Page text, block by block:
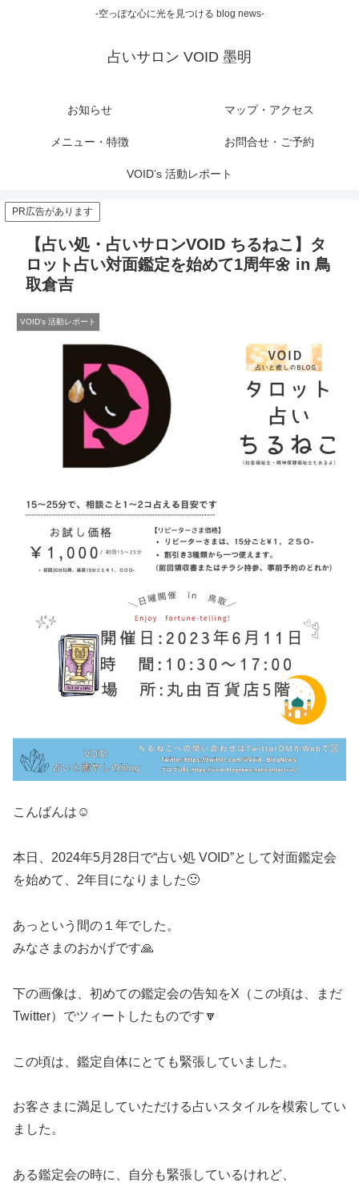
-空っぽな心に光を見つける blog news-
占いサロン VOID 墨明
お知らせ マップ・アクセス
メニュー・特徴 お問合せ・ご予約
VOID’s 活動レポート
PR広告があります
【占い処・占いサロンVOID ちるねこ】タ
ロット占い対面鑑定を始めて1周年🌼 in 鳥
取倉吉
VOID's 活動レポート
こんばんは☺️
本日、2024年5月28日で“占い処 VOID”として対面鑑定会
を始めて、2年目になりました🙂
あっという間の１年でした。
みなさまのおかげです🙏
下の画像は、初めての鑑定会の告知をX（この頃は、まだ
Twitter）でツィートしたものです🔽
この頃は、鑑定自体にとても緊張していました。
お客さまに満足していただける占いスタイルを模索してい
ました。
ある鑑定会の時に、自分も緊張しているけれど、